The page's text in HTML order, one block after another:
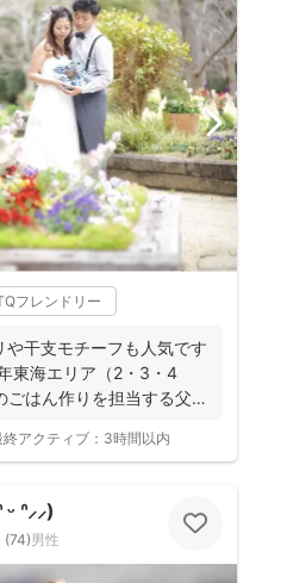
フレンドリー
干支モチーフも人気です
東海エリア（2・3・4
はん作りを担当する父で
終アクティブ： 3時間以内
ᐢ⸝⸝)
(74)男性